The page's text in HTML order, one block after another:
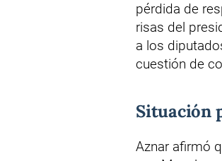
pérdida de
risas del
a los
cuestión de
Situación
Aznar afirmó